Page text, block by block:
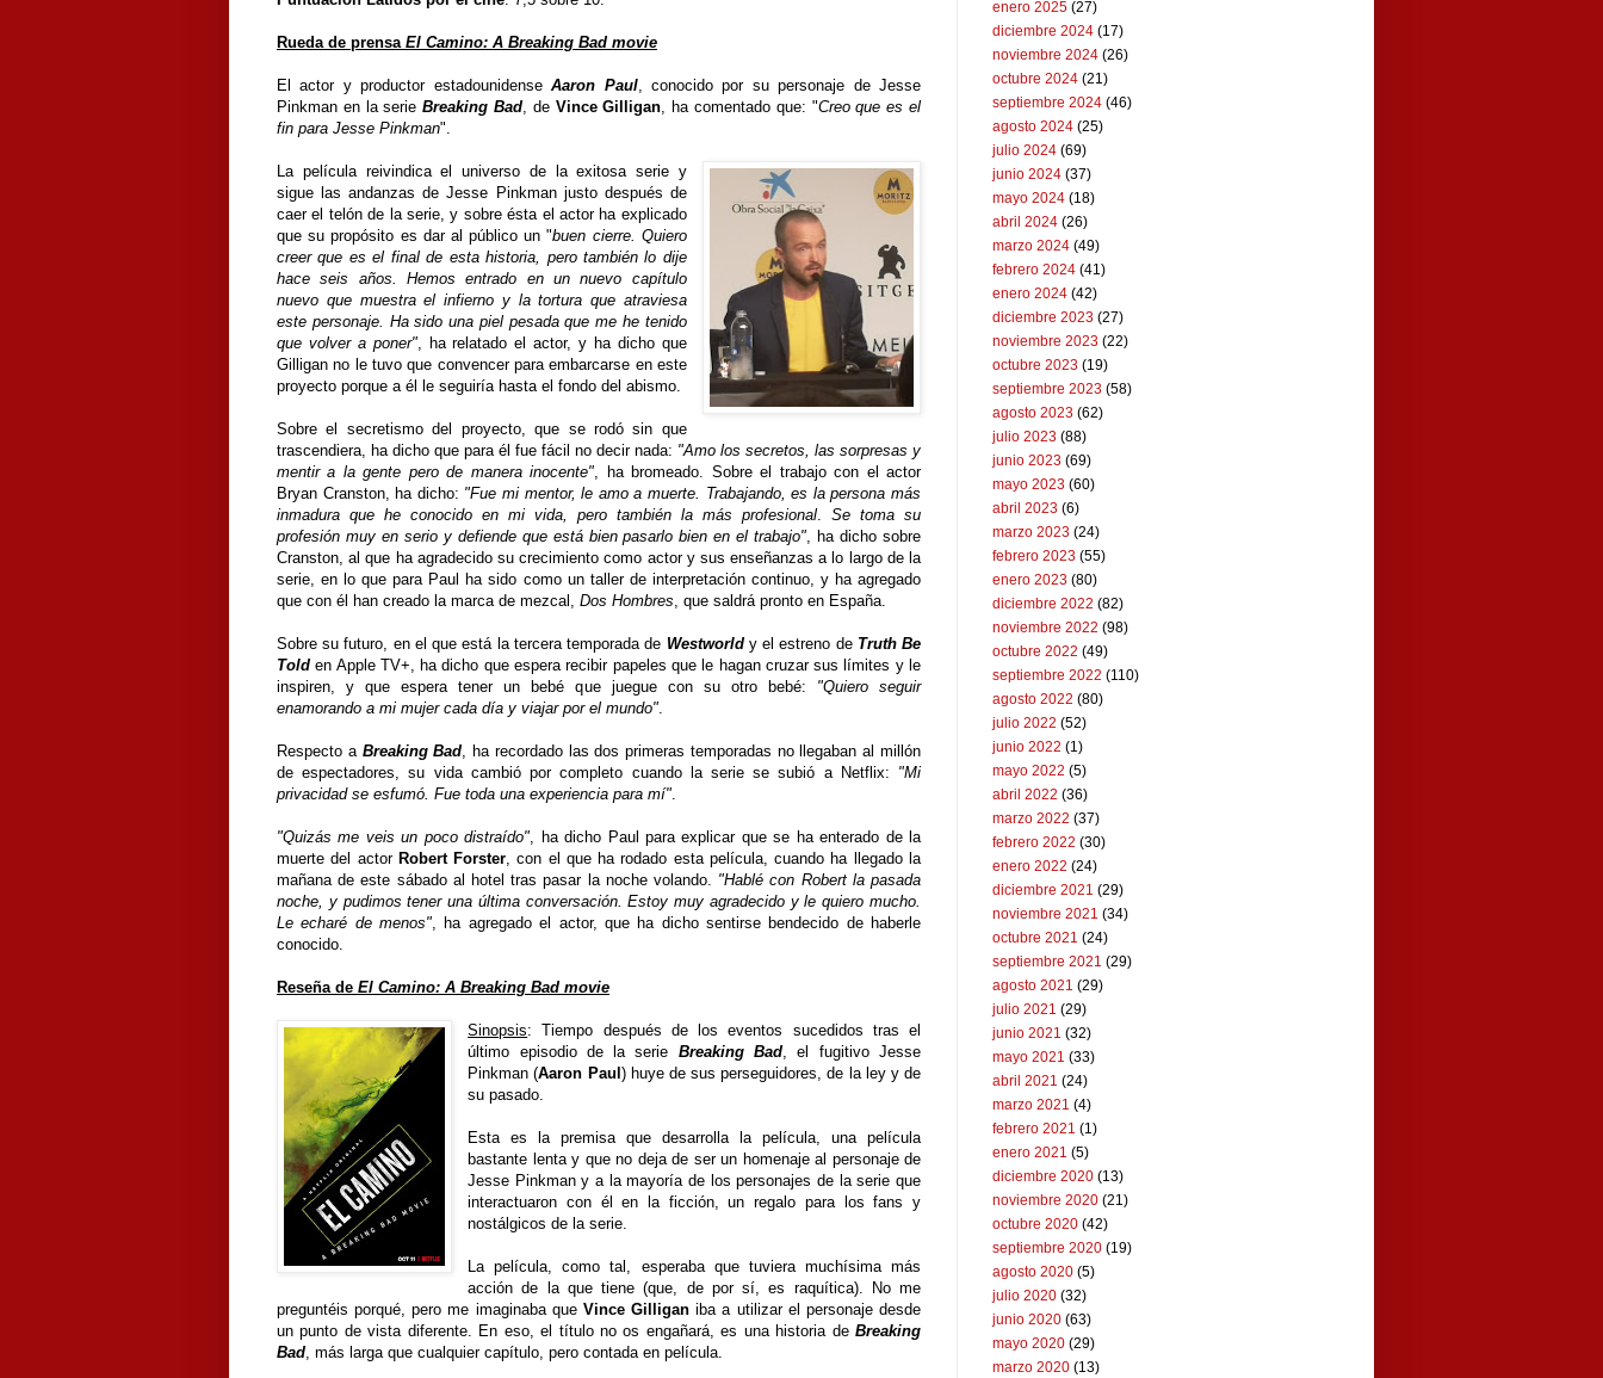
Rueda de prensa El Camino: A Breaking Bad movie
El actor y productor estadounidenseAaron Paul, conocido por su personaje de Jesse
Pinkman en la serieBreaking Bad, de Vince Gilligan, ha comentado que: "Creo que es el
fin para Jesse Pinkman".
La película reivindica el universo de la exitosa serie y
sigue las andanzas de Jesse Pinkman justo después de
caer el telón de la serie, y sobre ésta el actor ha explicado
que su propósito es dar al público un "buen cierre. Quiero
creer que es el final de esta historia, pero también lo dije
hace seis años. Hemos entrado en un nuevo capítulo
nuevo que muestra el infierno y la tortura que atraviesa
este personaje. Ha sido una piel pesada que me he tenido
que volver a poner", ha relatado el actor, y ha dicho que
Gilligan no le tuvo que convencer para embarcarse en este
proyecto porque a él le seguiría hasta el fondo del abismo.
Sobre el secretismo del proyecto, que se rodó sin que
trascendiera, ha dicho que para él fue fácil no decir nada: "Amo los secretos, las sorpresas y
mentir a la gente pero de manera inocente", ha bromeado. Sobre el trabajo con el actor
Bryan Cranston, ha dicho: "Fue mi mentor, le amo a muerte. Trabajando, es la persona más
inmadura que he conocido en mi vida, pero también la más profesional. Se toma su
profesión muy en serio y defiende que está bien pasarlo bien en el trabajo", ha dicho sobre
Cranston, al que ha agradecido su crecimiento como actor y sus enseñanzas a lo largo de la
serie, en lo que para Paul ha sido como un taller de interpretación continuo, y ha agregado
que con él han creado la marca de mezcal, Dos Hombres, que saldrá pronto en España.
Sobre su futuro, en el que está la tercera temporada de Westworld y el estreno de Truth Be
Told en Apple TV+, ha dicho que espera recibir papeles que le hagan cruzar sus límites y le
inspiren, y que espera tener un bebé que juegue con su otro bebé: "Quiero seguir
enamorando a mi mujer cada día y viajar por el mundo".
Respecto a Breaking Bad, ha recordado las dos primeras temporadas no llegaban al millón
de espectadores, su vida cambió por completo cuando la serie se subió a Netflix: "Mi
privacidad se esfumó. Fue toda una experiencia para mí".
"Quizás me veis un poco distraído", ha dicho Paul para explicar que se ha enterado de la
muerte del actor Robert Forster, con el que ha rodado esta película, cuando ha llegado la
mañana de este sábado al hotel tras pasar la noche volando. "Hablé con Robert la pasada
noche, y pudimos tener una última conversación. Estoy muy agradecido y le quiero mucho.
Le echaré de menos", ha agregado el actor, que ha dicho sentirse bendecido de haberle
conocido.
Reseña de El Camino: A Breaking Bad movie
Sinopsis: Tiempo después de los eventos sucedidos tras el
último episodio de la serie Breaking Bad, el fugitivo Jesse
Pinkman (Aaron Paul ) huye de sus perseguidores, de la ley y de
su pasado.
Esta es la premisa que desarrolla la película, una película
bastante lenta y que no deja de ser un homenaje al personaje de
Jesse Pinkman y a la mayoría de los personajes de la serie que
interactuaron con él en la ficción, un regalo para los fans y
nostálgicos de la serie.
La película, como tal, esperaba que tuviera muchísima más
acción de la que tiene (que, de por sí, es raquítica). No me
preguntéis porqué, pero me imaginaba que Vince Gilligan iba a utilizar el personaje desde
un punto de vista diferente. En eso, el título no os engañará, es una historia de Breaking
Bad, más larga que cualquier capítulo, pero contada en película.
enero 2025 (27)
diciembre 2024 (17)
noviembre 2024 (26)
octubre 2024 (21)
septiembre 2024 (46)
agosto 2024 (25)
julio 2024 (69)
junio 2024 (37)
mayo 2024 (18)
abril 2024 (26)
marzo 2024 (49)
febrero 2024 (41)
enero 2024 (42)
diciembre 2023 (27)
noviembre 2023 (22)
octubre 2023 (19)
septiembre 2023 (58)
agosto 2023 (62)
julio 2023 (88)
junio 2023 (69)
mayo 2023 (60)
abril 2023 (6)
marzo 2023 (24)
febrero 2023 (55)
enero 2023 (80)
diciembre 2022 (82)
noviembre 2022 (98)
octubre 2022 (49)
septiembre 2022 (110)
agosto 2022 (80)
julio 2022 (52)
junio 2022 (1)
mayo 2022 (5)
abril 2022 (36)
marzo 2022 (37)
febrero 2022 (30)
enero 2022 (24)
diciembre 2021 (29)
noviembre 2021 (34)
octubre 2021 (24)
septiembre 2021 (29)
agosto 2021 (29)
julio 2021 (29)
junio 2021 (32)
mayo 2021 (33)
abril 2021 (24)
marzo 2021 (4)
febrero 2021 (1)
enero 2021 (5)
diciembre 2020 (13)
noviembre 2020 (21)
octubre 2020 (42)
septiembre 2020 (19)
agosto 2020 (5)
julio 2020 (32)
junio 2020 (63)
mayo 2020 (29)
marzo 2020 (13)